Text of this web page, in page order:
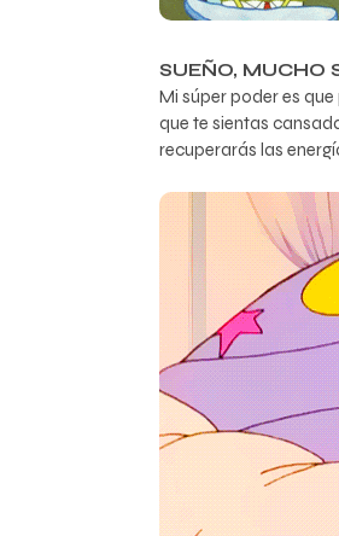
SUEÑO, MUCHO
Mi súper poder es
que te sientas
recuperarás las